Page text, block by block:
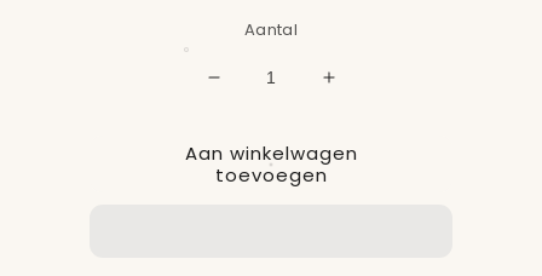
Aantal
Aantal
Hyaluronic
Self-
Aantal
Hyaluronic
Aan winkelwagen
toevoegen